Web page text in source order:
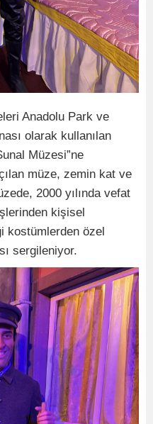
Anadolu Park ve
olarak kullanılan
Müzesi”ne
müze, zemin kat ve
2000 yılında vefat
kişisel
kostümlerden özel
sergileniyor.